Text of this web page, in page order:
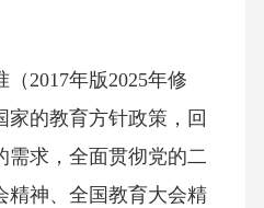
2017年版2025年修
家的教育方针政策，回
需求，全面贯彻党的二
精神、全国教育大会精